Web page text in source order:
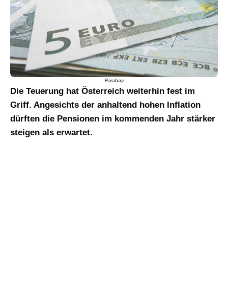
Pixabay
Die Teuerung hat Österreich weiterhin fest im
Griff. Angesichts der anhaltend hohen Inflation
dürften die Pensionen im kommenden Jahr stärker
steigen als erwartet.